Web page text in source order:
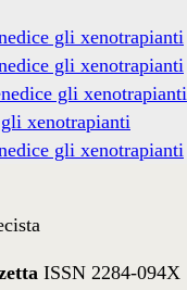
gli xenotrapianti
gli xenotrapianti
gli xenotrapianti
xenotrapianti
gli xenotrapianti
ISSN 2284-094X